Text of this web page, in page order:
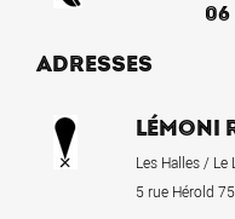
06
ADRESSES
LÉMONI
Les Halles / Le
5 rue Hérold